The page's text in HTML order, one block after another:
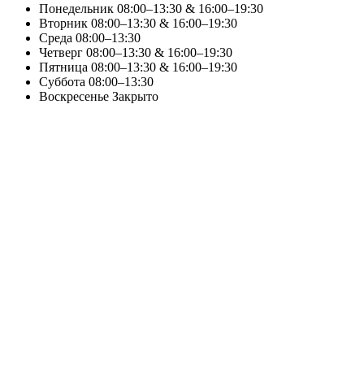
Понедельник 08:00–13:30 & 16:00–19:30
Вторник 08:00–13:30 & 16:00–19:30
Среда 08:00–13:30
Четверг 08:00–13:30 & 16:00–19:30
Пятница 08:00–13:30 & 16:00–19:30
Суббота 08:00–13:30
Воскресенье Закрыто